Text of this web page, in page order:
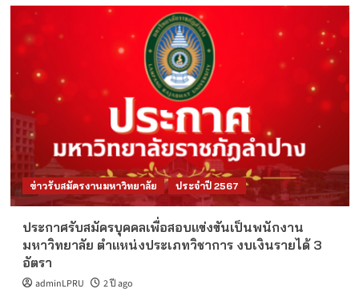
ข่าวรับสมัครงานมหาวิทยาลัย ประจำปี 2567
ประกาศรับสมัครบุคคลเพื่อสอบแข่งขันเป็นพนักงาน
มหาวิทยาลัย ตำแหน่งประเภทวิชาการ งบเงินรายได้ 3
อัตรา
adminLPRU 2 ปี ago